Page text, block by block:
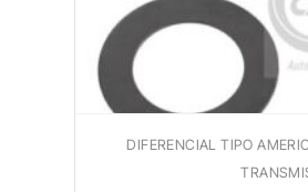
DIFERENCIAL TIPO